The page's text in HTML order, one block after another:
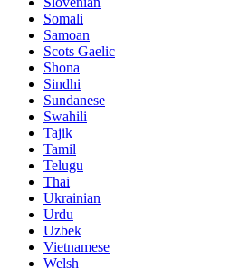
Somali
Samoan
Scots Gaelic
Shona
Sindhi
Sundanese
Swahili
Tajik
Tamil
Telugu
Thai
Ukrainian
Urdu
Uzbek
Vietnamese
Welsh